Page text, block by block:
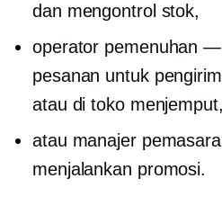
dan mengontrol stok,
operator pemenuhan
pesanan untuk
atau di tokomenjemput,
atau manajer
menjalankan promosi.